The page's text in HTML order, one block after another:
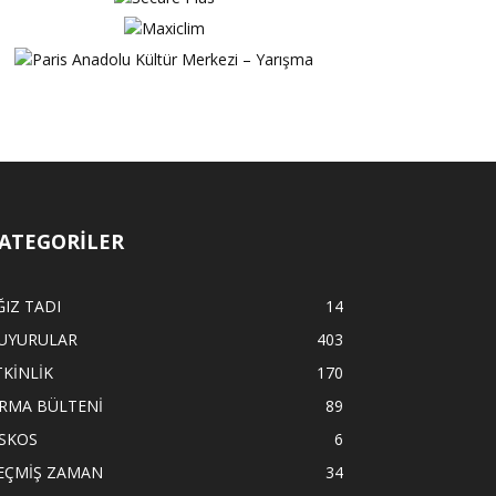
TADI
14
403
170
BÜLTENİ
89
6
ZAMAN
34